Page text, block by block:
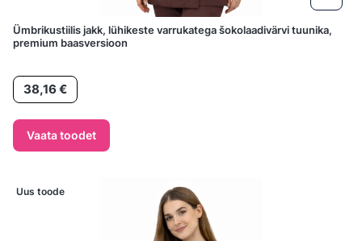
Ümbrikustiilis jakk, lühikeste varrukatega šokolaadivärvi tuunika,
premium baasversioon
Hind
38,16 €
Vaata toodet
Uus toode